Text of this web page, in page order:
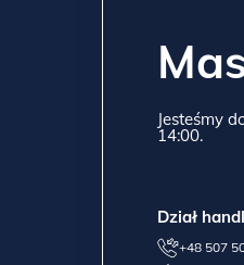
Jesteśmy
14:00.
Dział
+48 507